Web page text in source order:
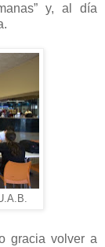
y, al día
gracia volver a